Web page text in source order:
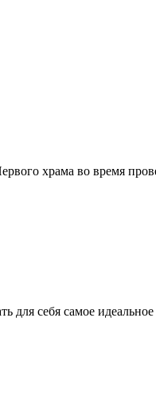
храма во время
для себя самое